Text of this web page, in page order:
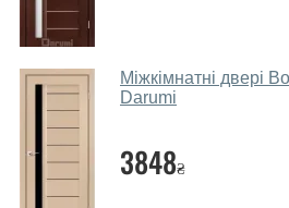
євробрусу (власного сушіння),
накладками товщиною 20 мм.
МДФ, вся конструкція виходить
надійною.
Наші рекомендації залежать від
Міжкімнатні двері
Darumi
3848₴